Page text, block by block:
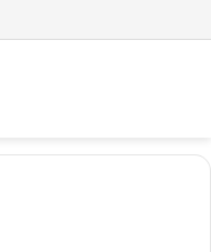
...